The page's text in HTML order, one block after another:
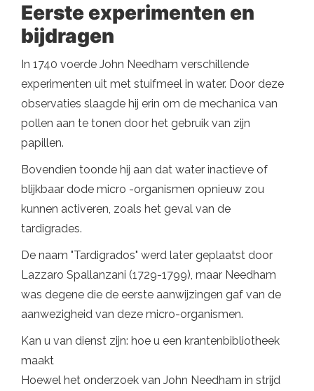
Eerste experimenten en
bijdragen
In 1740 voerde John Needham verschillende
experimenten uit met stuifmeel in water. Door deze
observaties slaagde hij erin om de mechanica van
pollen aan te tonen door het gebruik van zijn
papillen.
Bovendien toonde hij aan dat water inactieve of
blijkbaar dode micro -organismen opnieuw zou
kunnen activeren, zoals het geval van de
tardigrades.
De naam "Tardigrados" werd later geplaatst door
Lazzaro Spallanzani (1729-1799), maar Needham
was degene die de eerste aanwijzingen gaf van de
aanwezigheid van deze micro-organismen.
Kan u van dienst zijn: hoe u een krantenbibliotheek
maakt
Hoewel het onderzoek van John Needham in strijd